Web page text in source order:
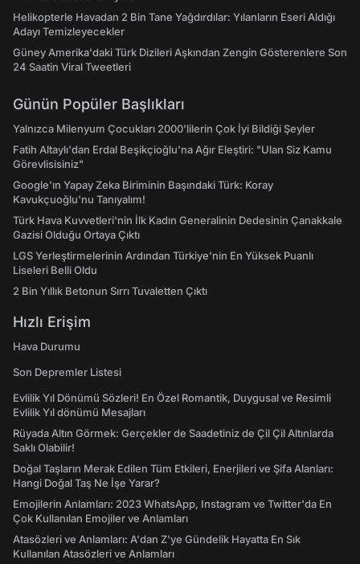
Helikopterle Havadan 2 Bin Tane Yağdırdılar: Yılanların Eseri Aldığı
Adayı Temizleyecekler
Güney Amerika'daki Türk Dizileri Aşkından Zengin Gösterenlere Son
24 Saatin Viral Tweetleri
Günün Popüler Başlıkları
Yalnızca Milenyum Çocukları 2000'lilerin Çok İyi Bildiği Şeyler
Fatih Altaylı'dan Erdal Beşikçioğlu'na Ağır Eleştiri: "Ulan Siz Kamu
Görevlisisiniz"
Google'ın Yapay Zeka Biriminin Başındaki Türk: Koray
Kavukçuoğlu'nu Tanıyalım!
Türk Hava Kuvvetleri'nin İlk Kadın Generalinin Dedesinin Çanakkale
Gazisi Olduğu Ortaya Çıktı
LGS Yerleştirmelerinin Ardından Türkiye'nin En Yüksek Puanlı
Liseleri Belli Oldu
2 Bin Yıllık Betonun Sırrı Tuvaletten Çıktı
Hızlı Erişim
Hava Durumu
Son Depremler Listesi
Evlilik Yıl Dönümü Sözleri! En Özel Romantik, Duygusal ve Resimli
Evlilik Yıl dönümü Mesajları
Rüyada Altın Görmek: Gerçekler de Saadetiniz de Çil Çil Altınlarda
Saklı Olabilir!
Doğal Taşların Merak Edilen Tüm Etkileri, Enerjileri ve Şifa Alanları:
Hangi Doğal Taş Ne İşe Yarar?
Emojilerin Anlamları: 2023 WhatsApp, Instagram ve Twitter'da En
Çok Kullanılan Emojiler ve Anlamları
Atasözleri ve Anlamları: A'dan Z'ye Gündelik Hayatta En Sık
Kullanılan Atasözleri ve Anlamları